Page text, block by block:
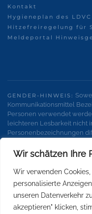
Wir schätzen Ihre
Wir verwenden
personalisierte
unseren Datenverkehr
akzeptieren" klicken,
Kontakt
Hygieneplan des LDVC
Hitzefreiregelung für
Meldeportal
GENDER-HINWEIS:
Kommunikationsmittel
Personen verwendet
leichteren Lesbarkeit nicht
Personenbezeichnungen
Geschlechter.